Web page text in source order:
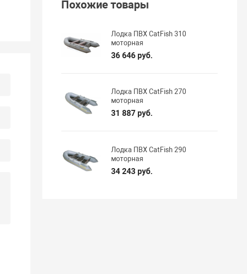
Похожие товары
Лодка ПВХ CatFish 310
моторная
36 646 руб.
Лодка ПВХ CatFish 270
моторная
31 887 руб.
Лодка ПВХ CatFish 290
моторная
34 243 руб.